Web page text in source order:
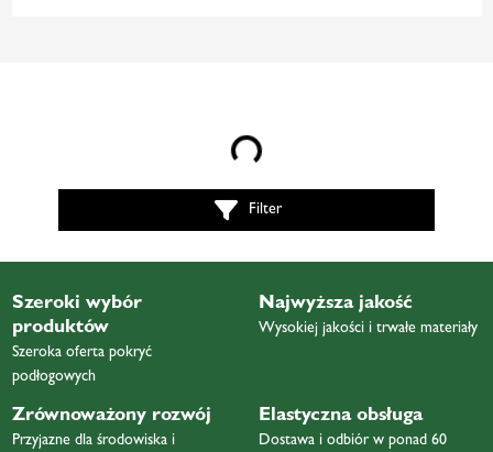
Loading...
Filter
Szeroki wybór
produktów
Szeroka oferta pokryć
podłogowych
Najwyższa jakość
Wysokiej jakości i trwałe materiały
Zrównoważony rozwój
Przyjazne dla środowiska i
Elastyczna obsługa
Dostawa i odbiór w ponad 60